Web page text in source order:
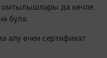
омтылышлары да көчле.
була.
алу өчен сертификат